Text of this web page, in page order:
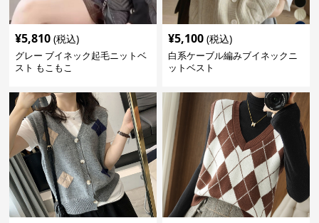
¥5,810 (税込)
グレー ブイネック起毛ニットベ
スト もこもこ
¥5,100 (税込)
白系ケーブル編みブイネックニ
ットベスト